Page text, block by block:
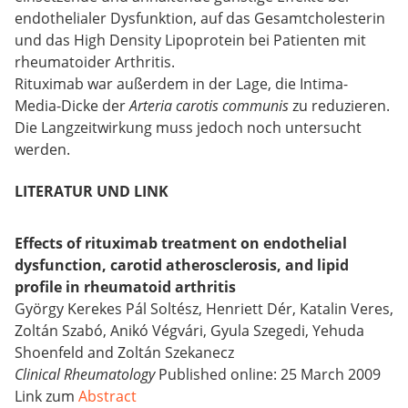
endothelialer Dysfunktion, auf das Gesamtcholesterin
und das High Density Lipoprotein bei Patienten mit
rheumatoider Arthritis.
Rituximab war außerdem in der Lage, die Intima-
Media-Dicke derArteria carotis communiszu reduzieren.
Die Langzeitwirkung muss jedoch noch untersucht
werden.
LITERATUR UND LINK
Effects of rituximab treatment on endothelial
dysfunction, carotid atherosclerosis, and lipid
profile in rheumatoid arthritis
György Kerekes Pál Soltész, Henriett Dér, Katalin Veres,
Zoltán Szabó, Anikó Végvári, Gyula Szegedi, Yehuda
Shoenfeld and Zoltán Szekanecz
Clinical RheumatologyPublished online: 25 March 2009
Link zum Abstract